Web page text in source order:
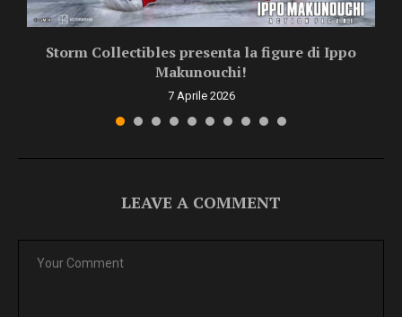
Storm Collectibles presenta la figure di Ippo
Makunouchi!
7 Aprile 2026
LEAVE A COMMENT